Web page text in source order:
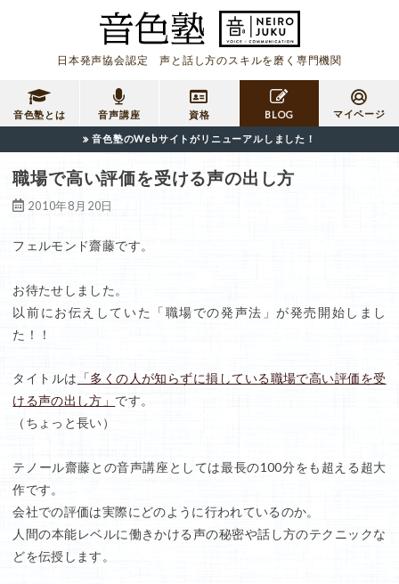
日本発声協会認定 声と話し方のスキルを磨く専門機関
音色塾とは 音声講座 資格 BLOG マイページ
音色塾のWebサイトがリニューアルしました！
職場で高い評価を受ける声の出し方
2010年8月20日
フェルモンド齋藤です。
お待たせしました。
以前にお伝えしていた「職場での発声法」が発売開始しまし
た！！
タイトルは 「多くの人が知らずに損している職場で高い評価を受
ける声の出し方」 です。
（ちょっと長い）
テノール齋藤との音声講座としては最長の100分をも超える超大
作です。
会社での評価は実際にどのように行われているのか。
人間の本能レベルに働きかける声の秘密や話し方のテクニックな
どを伝授します。